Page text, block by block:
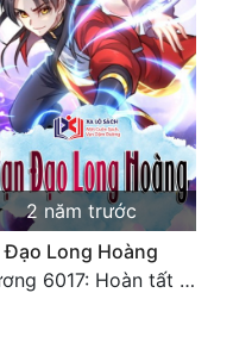
2 năm trước
Đạo Long Hoàng
Chương 6017: Hoàn tất cảm nghĩ của tác giả